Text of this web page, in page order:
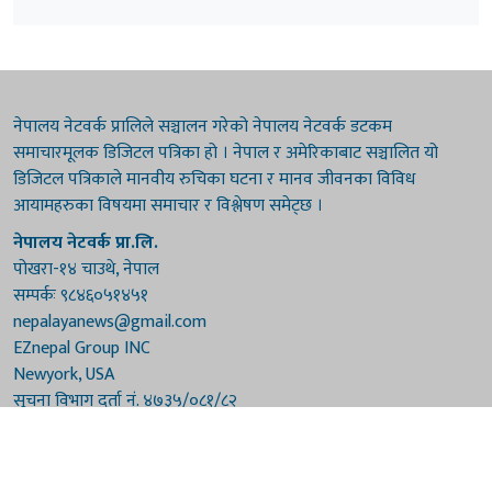
नेपालय नेटवर्क प्रालिले सञ्चालन गरेको नेपालय नेटवर्क डटकम
समाचारमूलक डिजिटल पत्रिका हो । नेपाल र अमेरिकाबाट सञ्चालित यो
डिजिटल पत्रिकाले मानवीय रुचिका घटना र मानव जीवनका विविध
आयामहरुका विषयमा समाचार र विश्लेषण समेट्छ ।
नेपालय नेटवर्क प्रा.लि.
पोखरा-१४ चाउथे, नेपाल
सम्पर्कः ९८४६०५१४५१
nepalayanews@gmail.com
EZnepal Group INC
Newyork, USA
सूचना विभाग दर्ता नं. ४७३५/०८१/८२